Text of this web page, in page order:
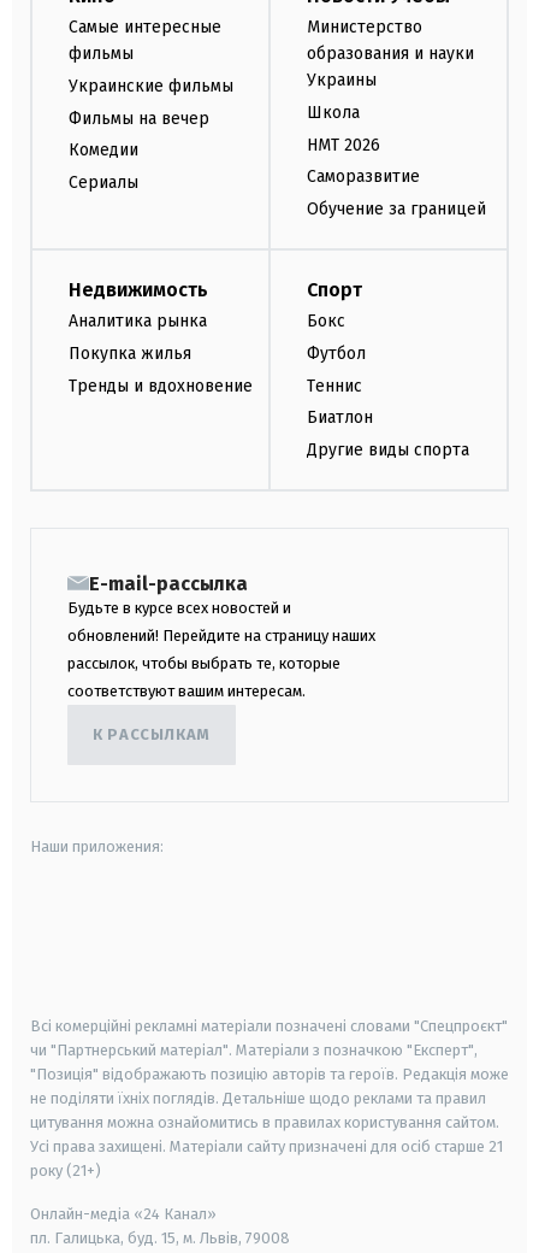
Самые интересные
фильмы
Украинские фильмы
Фильмы на вечер
Комедии
Сериалы
Министерство
образования и науки
Украины
Школа
НМТ 2026
Саморазвитие
Обучение за границей
Недвижимость
Аналитика рынка
Покупка жилья
Тренды и вдохновение
Спорт
Бокс
Футбол
Теннис
Биатлон
Другие виды спорта
E-mail-рассылка
Будьте в курсе всех новостей и
обновлений! Перейдите на страницу наших
рассылок, чтобы выбрать те, которые
соответствуют вашим интересам.
К РАССЫЛКАМ
Наши приложения:
Всі комерційні рекламні матеріали позначені словами "Спецпроєкт"
чи "Партнерський матеріал". Матеріали з позначкою "Експерт",
"Позиція" відображають позицію авторів та героїв. Редакція може
не поділяти їхніх поглядів. Детальніше щодо реклами та правил
цитування можна ознайомитись в правилах користування сайтом.
Усі права захищені. Матеріали сайту призначені для осіб старше 21
року (21+)
Онлайн-медіа «24 Канал»
пл. Галицька, буд. 15, м. Львів, 79008